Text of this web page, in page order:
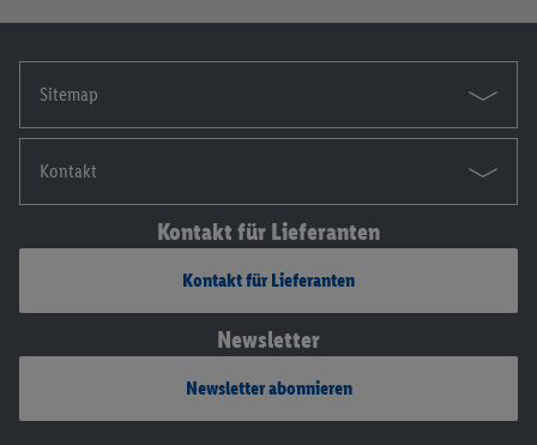
Sitemap
Kontakt
Kontakt für Lieferanten
Kontakt für Lieferanten
Newsletter
Newsletter abonnieren